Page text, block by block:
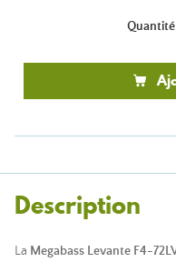
Quantité
Description
La Megabass Levante F4-